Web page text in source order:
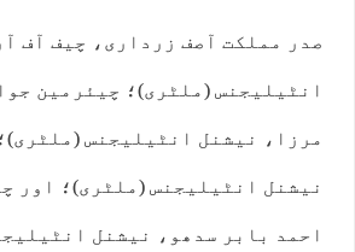
صدر مملکت آصف زرداری، چیف آف
انٹیلیجنس (ملٹری)؛ چیئرمین
مرزا، نیشنل انٹیلیجنس
نیشنل انٹیلیجنس (ملٹری)؛ اور
احمد بابر سدھو، نیشنل